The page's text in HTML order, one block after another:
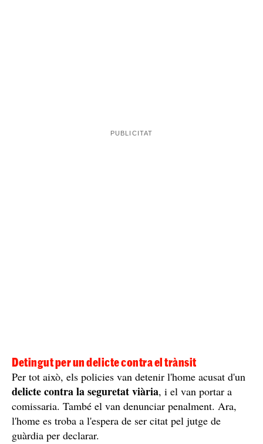
Detingut per un delicte contra el trànsit
Per tot això, els policies van detenir l'home acusat d'un
delicte contra la seguretat viària, i el van portar a
comissaria. També el van denunciar penalment. Ara,
l'home es troba a l'espera de ser citat pel jutge de
guàrdia per declarar.